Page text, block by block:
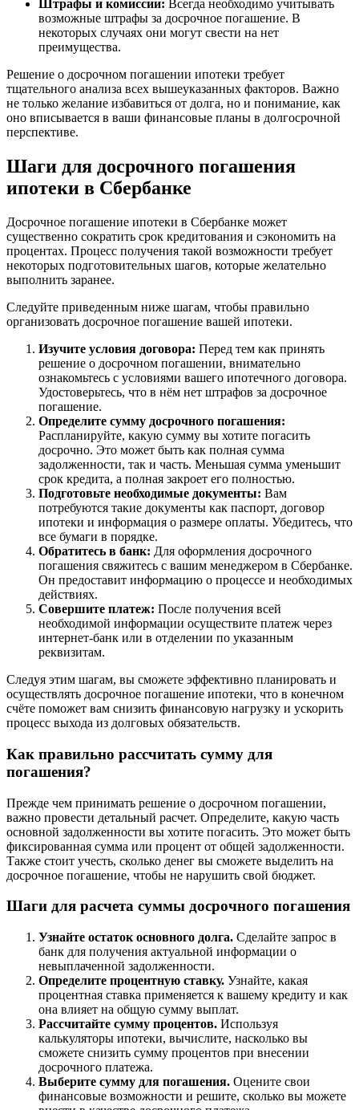
Штрафы и комиссии: Всегда необходимо учитывать
возможные штрафы за досрочное погашение. В
некоторых случаях они могут свести на нет
преимущества.
Решение о досрочном погашении ипотеки требует
тщательного анализа всех вышеуказанных факторов. Важно
не только желание избавиться от долга, но и понимание, как
оно вписывается в ваши финансовые планы в долгосрочной
перспективе.
Шаги для досрочного погашения
ипотеки в Сбербанке
Досрочное погашение ипотеки в Сбербанке может
существенно сократить срок кредитования и сэкономить на
процентах. Процесс получения такой возможности требует
некоторых подготовительных шагов, которые желательно
выполнить заранее.
Следуйте приведенным ниже шагам, чтобы правильно
организовать досрочное погашение вашей ипотеки.
Изучите условия договора: Перед тем как принять
решение о досрочном погашении, внимательно
ознакомьтесь с условиями вашего ипотечного договора.
Удостоверьтесь, что в нём нет штрафов за досрочное
погашение.
Определите сумму досрочного погашения:
Распланируйте, какую сумму вы хотите погасить
досрочно. Это может быть как полная сумма
задолженности, так и часть. Меньшая сумма уменьшит
срок кредита, а полная закроет его полностью.
Подготовьте необходимые документы: Вам
потребуются такие документы как паспорт, договор
ипотеки и информация о размере оплаты. Убедитесь, что
все бумаги в порядке.
Обратитесь в банк: Для оформления досрочного
погашения свяжитесь с вашим менеджером в Сбербанке.
Он предоставит информацию о процессе и необходимых
действиях.
Совершите платеж: После получения всей
необходимой информации осуществите платеж через
интернет-банк или в отделении по указанным
реквизитам.
Следуя этим шагам, вы сможете эффективно планировать и
осуществлять досрочное погашение ипотеки, что в конечном
счёте поможет вам снизить финансовую нагрузку и ускорить
процесс выхода из долговых обязательств.
Как правильно рассчитать сумму для
погашения?
Прежде чем принимать решение о досрочном погашении,
важно провести детальный расчет. Определите, какую часть
основной задолженности вы хотите погасить. Это может быть
фиксированная сумма или процент от общей задолженности.
Также стоит учесть, сколько денег вы сможете выделить на
досрочное погашение, чтобы не нарушить свой бюджет.
Шаги для расчета суммы досрочного погашения
Узнайте остаток основного долга. Сделайте запрос в
банк для получения актуальной информации о
невыплаченной задолженности.
Определите процентную ставку. Узнайте, какая
процентная ставка применяется к вашему кредиту и как
она влияет на общую сумму выплат.
Рассчитайте сумму процентов. Используя
калькуляторы ипотеки, вычислите, насколько вы
сможете снизить сумму процентов при внесении
досрочного платежа.
Выберите сумму для погашения. Оцените свои
финансовые возможности и решите, сколько вы можете